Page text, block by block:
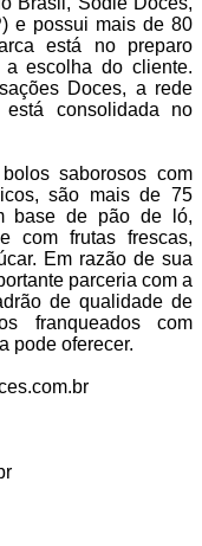
e possui mais de 80
está no preparo
escolha do cliente.
Doces, a rede
consolidada no
saborosos com
são mais de 75
base de pão de ló,
com frutas frescas,
Em razão de sua
parceria com a
de qualidade de
franqueados com
pode oferecer.